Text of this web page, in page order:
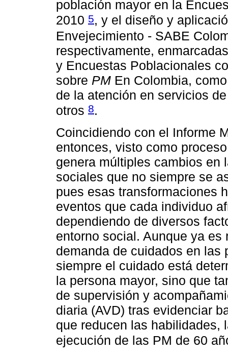
población mayor en la
2010 5, y el diseño y
Envejecimiento - SABE
respectivamente,
y Encuestas Poblacionales
sobre PM En Colombia,
de la atención en servicios
otros 8.
Coincidiendo con el Informe
entonces, visto como
genera múltiples cambios en
sociales que no siempre se
pues esas transformaciones
eventos que cada individuo
dependiendo de diversos
entorno social. Aunque ya
demanda de cuidados en las
siempre el cuidado está
la persona mayor, sino que
de supervisión y
diaria (AVD) tras evidenciar
que reducen las habilidades,
ejecución de las PM de 60